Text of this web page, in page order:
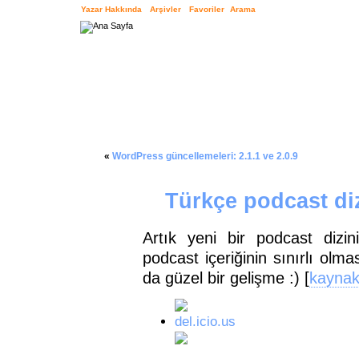
Yazar Hakkında Arşivler Favoriler Arama
« WordPress güncellemeleri: 2.1.1 ve 2.0.9
Türkçe podcast
Artık yeni bir podcast
podcast içeriğinin sınırlı
da güzel bir gelişme :) [kaynak